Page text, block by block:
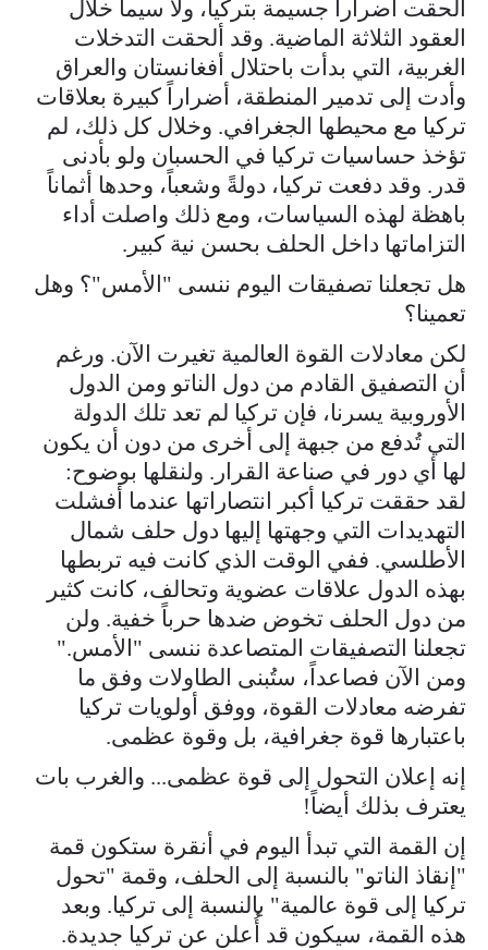
ألحقت أضراراً جسيمة بتركيا، ولا سيما خلال
العقود الثلاثة الماضية. وقد ألحقت التدخلات
الغربية، التي بدأت باحتلال أفغانستان والعراق
وأدت إلى تدمير المنطقة، أضراراً كبيرة بعلاقات
تركيا مع محيطها الجغرافي. وخلال كل ذلك، لم
تؤخذ حساسيات تركيا في الحسبان ولو بأدنى
قدر. وقد دفعت تركيا، دولةً وشعباً، وحدها أثماناً
باهظة لهذه السياسات، ومع ذلك واصلت أداء
التزاماتها داخل الحلف بحسن نية كبير.
هل تجعلنا تصفيقات اليوم ننسى "الأمس"؟ وهل
تعمينا؟
لكن معادلات القوة العالمية تغيرت الآن. ورغم
أن التصفيق القادم من دول الناتو ومن الدول
الأوروبية يسرنا، فإن تركيا لم تعد تلك الدولة
التي تُدفع من جبهة إلى أخرى من دون أن يكون
لها أي دور في صناعة القرار. ولنقلها بوضوح:
لقد حققت تركيا أكبر انتصاراتها عندما أفشلت
التهديدات التي وجهتها إليها دول حلف شمال
الأطلسي. ففي الوقت الذي كانت فيه تربطها
بهذه الدول علاقات عضوية وتحالف، كانت كثير
من دول الحلف تخوض ضدها حرباً خفية. ولن
تجعلنا التصفيقات المتصاعدة ننسى "الأمس."
ومن الآن فصاعداً، ستُبنى الطاولات وفق ما
تفرضه معادلات القوة، ووفق أولويات تركيا
باعتبارها قوة جغرافية، بل وقوة عظمى.
إنه إعلان التحول إلى قوة عظمى... والغرب بات
يعترف بذلك أيضاً!
إن القمة التي تبدأ اليوم في أنقرة ستكون قمة
"إنقاذ الناتو" بالنسبة إلى الحلف، وقمة "تحول
تركيا إلى قوة عالمية" بالنسبة إلى تركيا. وبعد
هذه القمة، سيكون قد أُعلن عن تركيا جديدة.